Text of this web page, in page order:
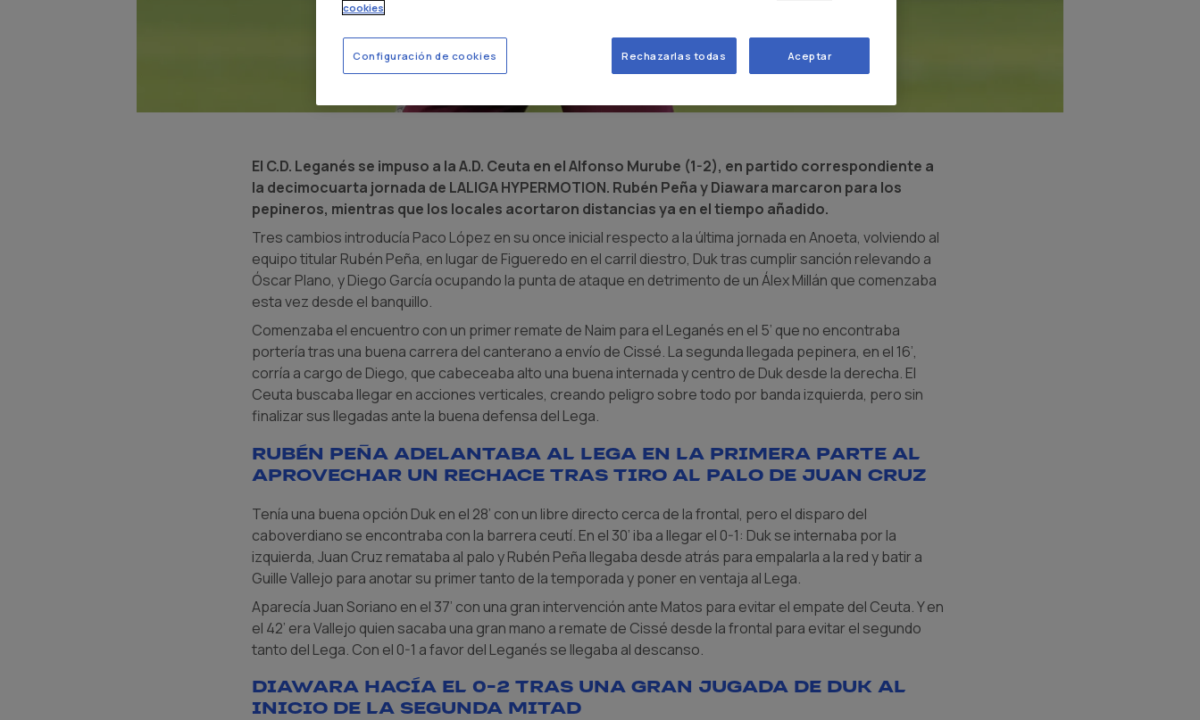
El C.D. Leganés se impuso a la A.D. Ceuta en el Alfonso Murube (1-2), en partido correspondiente a
la decimocuarta jornada de LALIGA HYPERMOTION. Rubén Peña y Diawara marcaron para los
pepineros, mientras que los locales acortaron distancias ya en el tiempo añadido.
Tres cambios introducía Paco López en su once inicial respecto a la última jornada en Anoeta, volviendo al
equipo titular Rubén Peña, en lugar de Figueredo en el carril diestro, Duk tras cumplir sanción relevando a
Óscar Plano, y Diego García ocupando la punta de ataque en detrimento de un Álex Millán que comenzaba
esta vez desde el banquillo.
Comenzaba el encuentro con un primer remate de Naim para el Leganés en el 5’ que no encontraba
portería tras una buena carrera del canterano a envío de Cissé. La segunda llegada pepinera, en el 16’,
corría a cargo de Diego, que cabeceaba alto una buena internada y centro de Duk desde la derecha. El
Ceuta buscaba llegar en acciones verticales, creando peligro sobre todo por banda izquierda, pero sin
finalizar sus llegadas ante la buena defensa del Lega.
Rubén Peña adelantaba al Lega en la primera parte al
aprovechar un rechace tras tiro al palo de Juan Cruz
Tenía una buena opción Duk en el 28’ con un libre directo cerca de la frontal, pero el disparo del
caboverdiano se encontraba con la barrera ceutí. En el 30’ iba a llegar el 0-1: Duk se internaba por la
izquierda, Juan Cruz remataba al palo y Rubén Peña llegaba desde atrás para empalarla a la red y batir a
Guille Vallejo para anotar su primer tanto de la temporada y poner en ventaja al Lega.
Aparecía Juan Soriano en el 37’ con una gran intervención ante Matos para evitar el empate del Ceuta. Y en
el 42’ era Vallejo quien sacaba una gran mano a remate de Cissé desde la frontal para evitar el segundo
tanto del Lega. Con el 0-1 a favor del Leganés se llegaba al descanso.
Diawara hacía el 0-2 tras una gran jugada de Duk al
inicio de la segunda mitad
cookies
Rechazarlas todas Aceptar
Configuración de cookies